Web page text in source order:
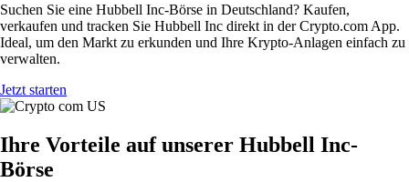
Suchen Sie eine Hubbell Inc-Börse in Deutschland? Kaufen,
verkaufen und tracken Sie Hubbell Inc direkt in der Crypto.com App.
Ideal, um den Markt zu erkunden und Ihre Krypto-Anlagen einfach zu
verwalten.
Jetzt starten
Ihre Vorteile auf unserer Hubbell Inc-
Börse